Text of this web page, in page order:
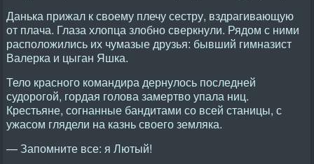
Данька прижал к своему плечу сестру, вздрагивающую
от плача. Глаза хлопца злобно сверкнули. Рядом с ними
расположились их чумазые друзья: бывший гимназист
Валерка и цыган Яшка.
Тело красного командира дернулось последней
судорогой, гордая голова замертво упала ниц.
Крестьяне, согнанные бандитами со всей станицы, с
ужасом глядели на казнь своего земляка.
— Запомните все: я Лютый!